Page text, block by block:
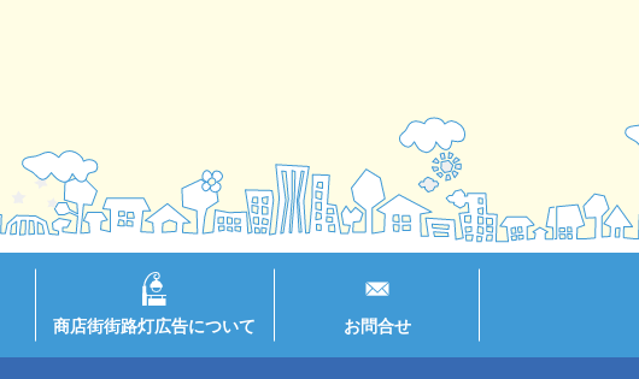
商店街街路灯広告について お問合せ